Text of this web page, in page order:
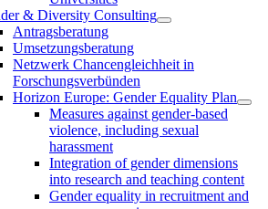
& Diversity Consulting
Antragsberatung
Umsetzungsberatung
Netzwerk Chancengleichheit in
Forschungsverbünden
Horizon Europe: Gender Equality Plan
Measures against gender-based
violence, including sexual
harassment
Integration of gender dimensions
into research and teaching content
Gender equality in recruitment and